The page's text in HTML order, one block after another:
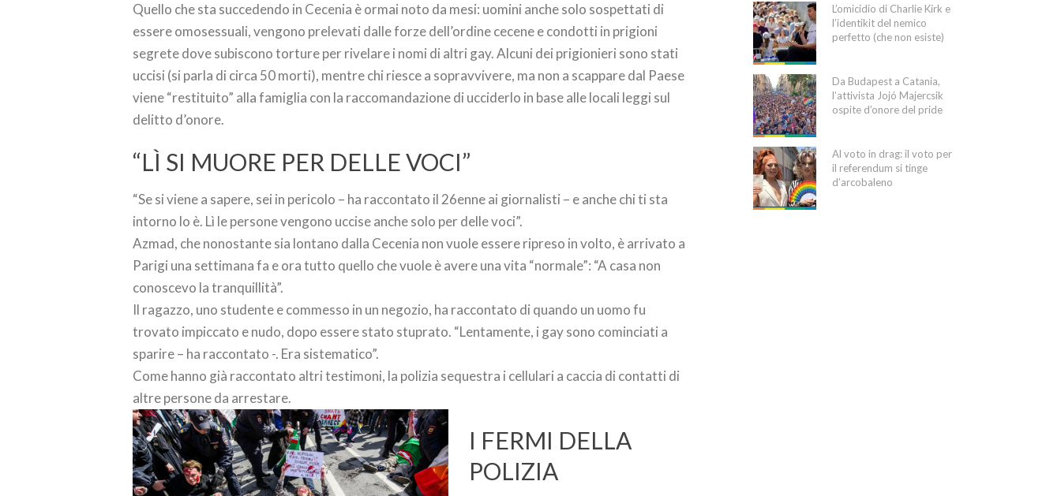
Quello che sta succedendo in Cecenia è ormai noto da mesi: uomini anche solo sospettati di
essere omosessuali, vengono prelevati dalle forze dell’ordine cecene e condotti in prigioni
segrete dove subiscono torture per rivelare i nomi di altri gay. Alcuni dei prigionieri sono stati
uccisi (si parla di circa 50 morti), mentre chi riesce a sopravvivere, ma non a scappare dal Paese
viene “restituito” alla famiglia con la raccomandazione di ucciderlo in base alle locali leggi sul
delitto d’onore.
“LÌ SI MUORE PER DELLE VOCI”
“Se si viene a sapere, sei in pericolo – ha raccontato il 26enne ai giornalisti – e anche chi ti sta
intorno lo è. Lì le persone vengono uccise anche solo per delle voci”.
Azmad, che nonostante sia lontano dalla Cecenia non vuole essere ripreso in volto, è arrivato a
Parigi una settimana fa e ora tutto quello che vuole è avere una vita “normale”: “A casa non
conoscevo la tranquillità”.
Il ragazzo, uno studente e commesso in un negozio, ha raccontato di quando un uomo fu
trovato impiccato e nudo, dopo essere stato stuprato. “Lentamente, i gay sono cominciati a
sparire – ha raccontato -. Era sistematico”.
Come hanno già raccontato altri testimoni, la polizia sequestra i cellulari a caccia di contatti di
altre persone da arrestare.
I FERMI DELLA
POLIZIA
L’omicidio di Charlie Kirk e
l’identikit del nemico
perfetto (che non esiste)
Da Budapest a Catania,
l’attivista Jojó Majercsik
ospite d’onore del pride
Al voto in drag: il voto per
il referendum si tinge
d’arcobaleno